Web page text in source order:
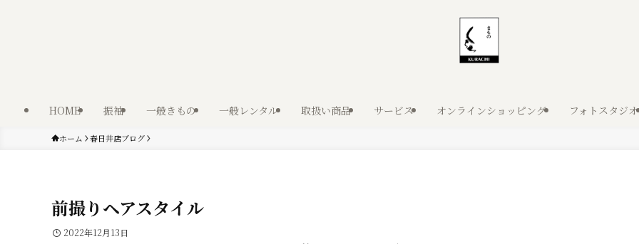
HOME 振袖 一般きもの 一般レンタル 取扱い商品 サービス オンラインショッピング フォトスタジオ
ホーム 春日井店ブログ
前撮りヘアスタイル
2022年12月13日